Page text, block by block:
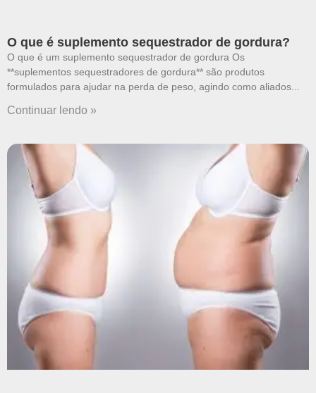
O que é suplemento sequestrador de gordura?
O que é um suplemento sequestrador de gordura Os
**suplementos sequestradores de gordura** são produtos
formulados para ajudar na perda de peso, agindo como aliados
Continuar lendo »